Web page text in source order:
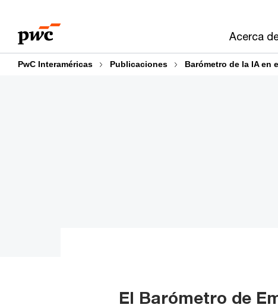
content
footer
Acerca
PwC Interaméricas Publicaciones Barómetro de la IA en
El Barómetro de